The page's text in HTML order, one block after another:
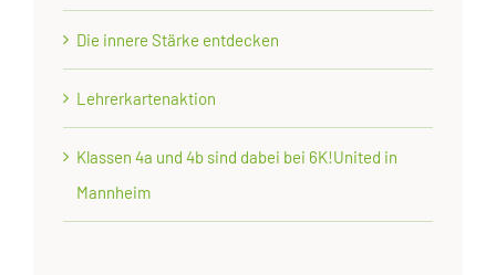
Die innere Stärke entdecken
Lehrerkartenaktion
Klassen 4a und 4b sind dabei bei 6K!United in
Mannheim